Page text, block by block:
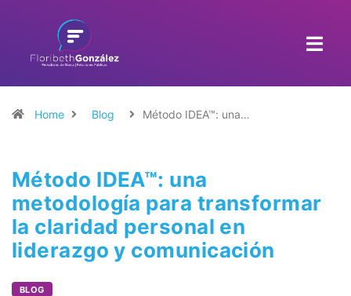
Home Blog Método IDEA™: una…
Método IDEA™: una
metodología para transformar
la claridad personal en
liderazgo y comunicación
BLOG